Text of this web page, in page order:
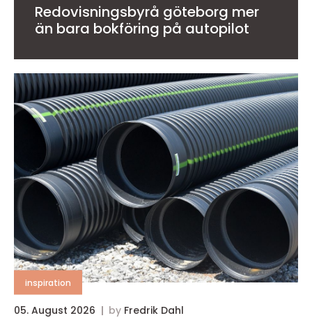
Redovisningsbyrå göteborg mer
än bara bokföring på autopilot
inspiration
05. August 2026 by Fredrik Dahl